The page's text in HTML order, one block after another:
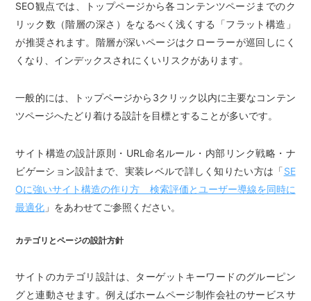
SEO観点では、トップページから各コンテンツページまでのク
リック数（階層の深さ）をなるべく浅くする「フラット構造」
が推奨されます。階層が深いページはクローラーが巡回しにく
くなり、インデックスされにくいリスクがあります。
一般的には、トップページから3クリック以内に主要なコンテン
ツページへたどり着ける設計を目標とすることが多いです。
サイト構造の設計原則・URL命名ルール・内部リンク戦略・ナ
ビゲーション設計まで、実装レベルで詳しく知りたい方は「SE
Oに強いサイト構造の作り方 検索評価とユーザー導線を同時に
最適化 」をあわせてご参照ください。
カテゴリとページの設計方針
サイトのカテゴリ設計は、ターゲットキーワードのグルーピン
グと連動させます。例えばホームページ制作会社のサービスサ